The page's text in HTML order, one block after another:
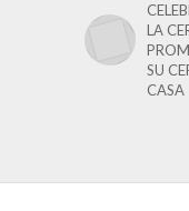
LA
SU
CASA